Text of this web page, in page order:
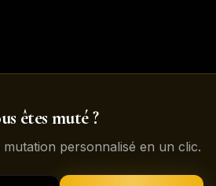
êtes muté ?
personnalisé en un clic.